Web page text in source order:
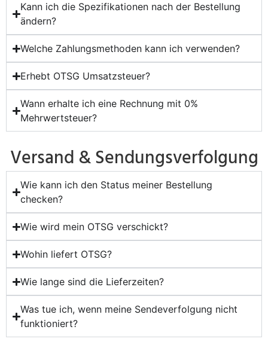
Kann ich die Spezifikationen nach der Bestellung
ändern?
Welche Zahlungsmethoden kann ich verwenden?
Erhebt OTSG Umsatzsteuer?
Wann erhalte ich eine Rechnung mit 0%
Mehrwertsteuer?
Versand & Sendungsverfolgung
Wie kann ich den Status meiner Bestellung
checken?
Wie wird mein OTSG verschickt?
Wohin liefert OTSG?
Wie lange sind die Lieferzeiten?
Was tue ich, wenn meine Sendeverfolgung nicht
funktioniert?